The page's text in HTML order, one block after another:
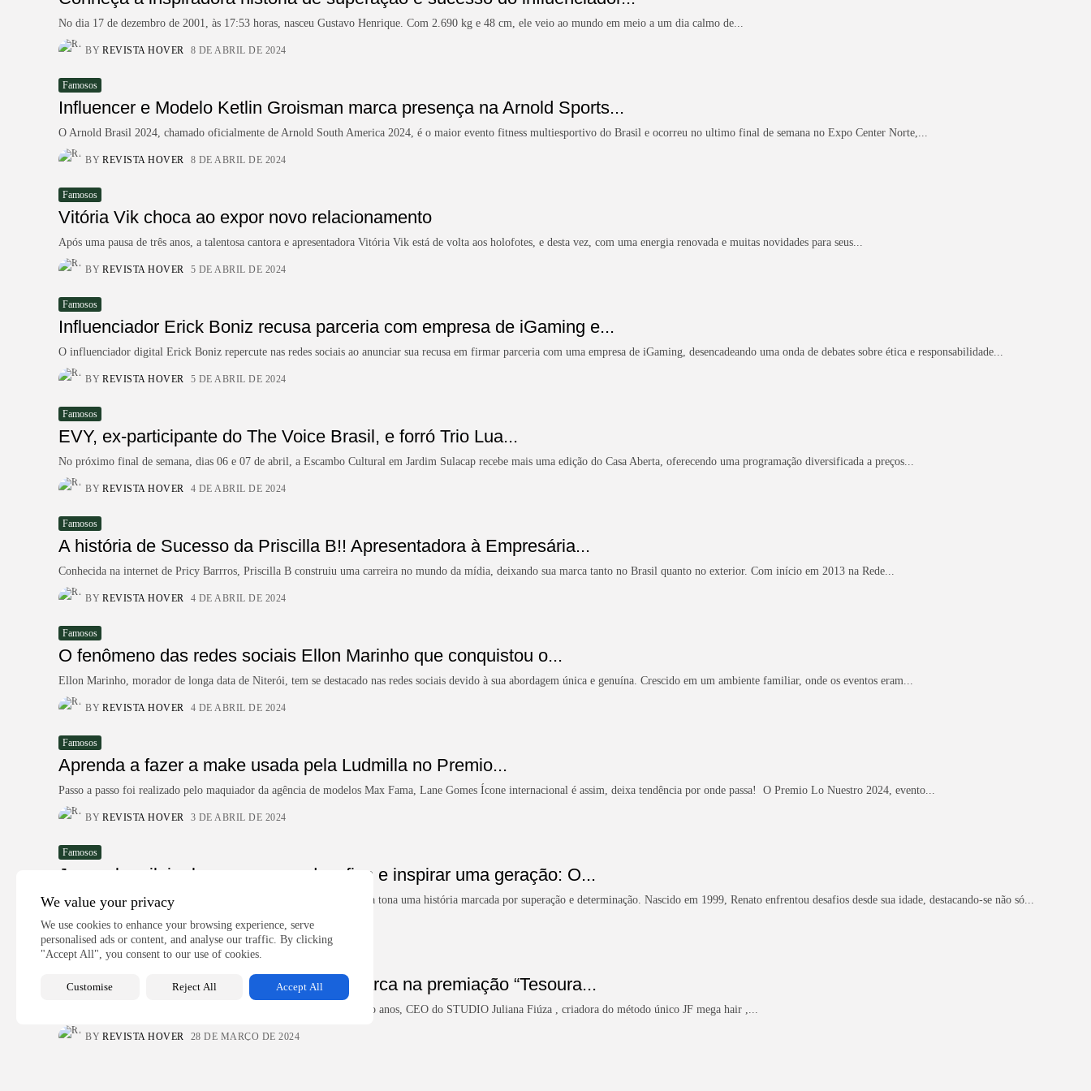
We value your privacy
We use cookies to enhance your browsing experience, serve
personalised ads or content, and analyse our traffic. By clicking
"Accept All", you consent to our use of cookies.
Customise Reject All Accept All
No dia 17 de dezembro de 2001, às 17:53 horas, nasceu Gustavo Henrique. Com 2.690 kg e 48 cm, ele veio ao mundo em meio a um dia calmo de...
BY REVISTA HOVER 8 DE ABRIL DE 2024
Famosos
Influencer e Modelo Ketlin Groisman marca presença na Arnold Sports...
O Arnold Brasil 2024, chamado oficialmente de Arnold South America 2024, é o maior evento fitness multiesportivo do Brasil e ocorreu no ultimo final de semana no Expo Center Norte,...
BY REVISTA HOVER 8 DE ABRIL DE 2024
Famosos
Vitória Vik choca ao expor novo relacionamento
Após uma pausa de três anos, a talentosa cantora e apresentadora Vitória Vik está de volta aos holofotes, e desta vez, com uma energia renovada e muitas novidades para seus...
BY REVISTA HOVER 5 DE ABRIL DE 2024
Famosos
Influenciador Erick Boniz recusa parceria com empresa de iGaming e...
O influenciador digital Erick Boniz repercute nas redes sociais ao anunciar sua recusa em firmar parceria com uma empresa de iGaming, desencadeando uma onda de debates sobre ética e responsabilidade...
BY REVISTA HOVER 5 DE ABRIL DE 2024
Famosos
EVY, ex-participante do The Voice Brasil, e forró Trio Lua...
No próximo final de semana, dias 06 e 07 de abril, a Escambo Cultural em Jardim Sulacap recebe mais uma edição do Casa Aberta, oferecendo uma programação diversificada a preços...
BY REVISTA HOVER 4 DE ABRIL DE 2024
Famosos
A história de Sucesso da Priscilla B!! Apresentadora à Empresária...
Conhecida na internet de Pricy Barrros, Priscilla B construiu uma carreira no mundo da mídia, deixando sua marca tanto no Brasil quanto no exterior. Com início em 2013 na Rede...
BY REVISTA HOVER 4 DE ABRIL DE 2024
Famosos
O fenômeno das redes sociais Ellon Marinho que conquistou o...
Ellon Marinho, morador de longa data de Niterói, tem se destacado nas redes sociais devido à sua abordagem única e genuína. Crescido em um ambiente familiar, onde os eventos eram...
BY REVISTA HOVER 4 DE ABRIL DE 2024
Famosos
Aprenda a fazer a make usada pela Ludmilla no Premio...
Passo a passo foi realizado pelo maquiador da agência de modelos Max Fama, Lane Gomes Ícone internacional é assim, deixa tendência por onde passa! O Premio Lo Nuestro 2024, evento...
BY REVISTA HOVER 3 DE ABRIL DE 2024
Famosos
Jovem brasileiro busca superar desafios e inspirar uma geração: O...
Renato dos Santos Silva Vieira, conhecido como “Senhor300”, traz à tona uma história marcada por superação e determinação. Nascido em 1999, Renato enfrentou desafios desde sua idade, destacando-se não só...
BY REVISTA HOVER 1 DE ABRIL DE 2024
Famosos
Juliana Fiuza faz lançamento de sua marca na premiação “Tesoura...
Juliana Fiuza que já atua na área da beleza por mais de vinte e quatro anos, CEO do STUDIO Juliana Fiúza , criadora do método único JF mega hair ,...
BY REVISTA HOVER 28 DE MARÇO DE 2024